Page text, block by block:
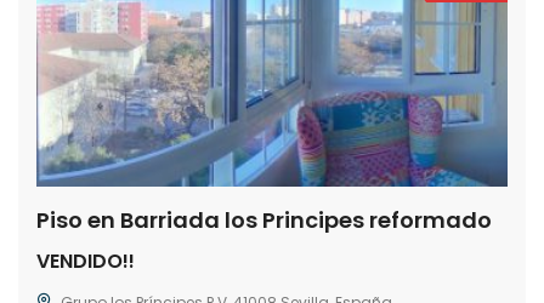
Piso en Barriada los Principes reformado
VENDIDO!!